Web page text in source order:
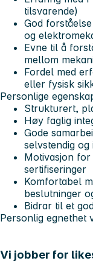
tilsvarende)
God
og
Evne til å
mellom
Fordel med
eller fysisk
Personlige
Strukturert,
Høy faglig
Gode
selvstendig
Motivasjon
sertifiseringer
Komfortabel
beslutninger
Bidrar til et
Personlig egnethet
Vi jobber for